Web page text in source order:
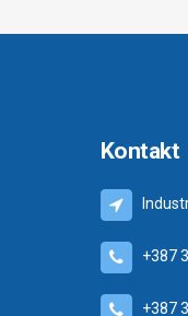
Kontakt
+387
+387